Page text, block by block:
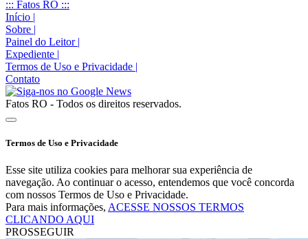
::: Fatos RO :::
Início |
Sobre |
Painel do Leitor |
Expediente |
Termos de Uso e Privacidade |
Contato
Fatos RO - Todos os direitos reservados.
Termos de Uso e Privacidade
Esse site utiliza cookies para melhorar sua experiência de
navegação. Ao continuar o acesso, entendemos que você concorda
com nossos Termos de Uso e Privacidade.
Para mais informações, ACESSE NOSSOS TERMOS
CLICANDO AQUI
PROSSEGUIR